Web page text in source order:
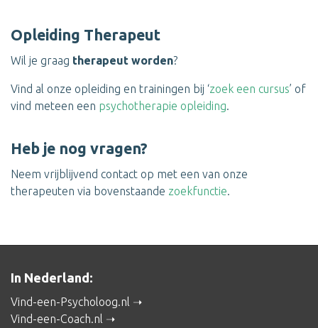
Opleiding Therapeut
Wil je graag therapeut worden?
Vind al onze opleiding en trainingen bij ‘zoek een cursus’ of
vind meteen een psychotherapie opleiding.
Heb je nog vragen?
Neem vrijblijvend contact op met een van onze
therapeuten via bovenstaande zoekfunctie.
In Nederland:
Vind-een-Psycholoog.nl
Vind-een-Coach.nl